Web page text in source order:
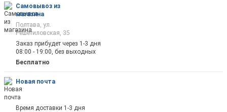
Самовывоз из
магазина
Полтава, ул.
Решетиловская, 35
Заказ прибудет через 1-3 дня
08:00 - 19:00, без выходных
Бесплатно
Новая почта
Время доставки 1-3 дня